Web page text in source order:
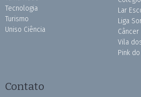
Tecnologia
Turismo
Uniso Ciência
Lar
Liga
Câncer
Vila
Pink
Contato